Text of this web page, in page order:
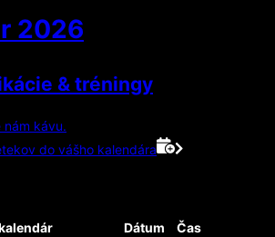
2026
& tréningy
kávu.
do vášho kalendára
Dátum
Čas